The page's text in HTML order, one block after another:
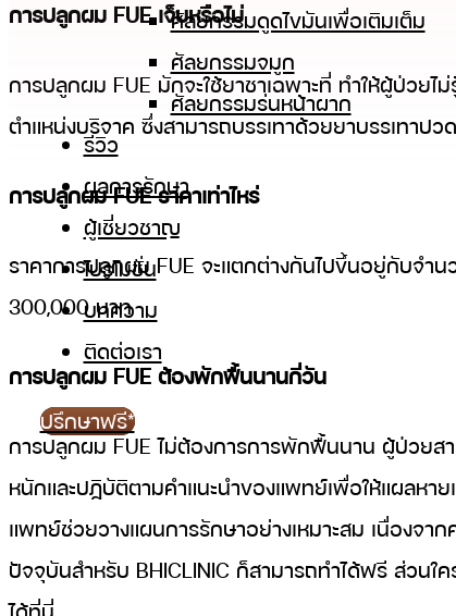
ศัลยกรรมดูดไขมันเพื่อเติมเต็ม
ศัลยกรรมจมูก
ศัลยกรรมร่นหน้าผาก
รีวิว
ผลการรักษา
ผู้เชี่ยวชาญ
โปรโมชั่น
บทความ
ติดต่อเรา
ปรึกษาฟรี*
การปลูกผม FUE เจ็บหรือไม่
การปลูกผม FUE มักจะใช้ยาชาเฉพาะที่ ทำให้ผู้ป่วย
ตำแหน่งบริจาค ซึ่งสามารถบรรเทาด้วยยาบรรเทาป
การปลูกผม FUE ราคาเท่าไหร่
ราคาการปลูกผม FUE จะแตกต่างกันไปขึ้นอยู่กับจำ
300,000 บาท
การปลูกผม FUE ต้องพักฟื้นนานกี่วัน
การปลูกผม FUE ไม่ต้องการการพักฟื้นนาน ผู้ป่วยส
หนักและปฏิบัติตามคำแนะนำของแพทย์เพื่อให้แผลหา
แพทย์ช่วยวางแผนการรักษาอย่างเหมาะสม เนื่องจ
ปัจจุบันสำหรับ BHICLINIC ก็สามารถทำได้ฟรี ส่วน